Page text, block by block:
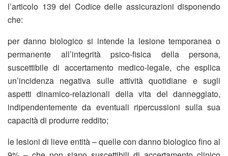
l’articolo 139 del Codice delle assicurazioni disponendo
che:
per danno biologico si intende la lesione temporanea o
permanente all’integrità psico-fisica della persona,
suscettibile di accertamento medico-legale, che esplica
un’incidenza negativa sulle attività quotidiane e sugli
aspetti dinamico-relazionali della vita del danneggiato,
indipendentemente da eventuali ripercussioni sulla sua
capacità di produrre reddito;
le lesioni di lieve entità – quelle con danno biologico fino al